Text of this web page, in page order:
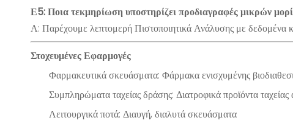
Ε5: Ποια τεκμηρίωση υποστηρίζει προδιαγραφές μικρών
Α: Παρέχουμε λεπτομερή Πιστοποιητικά Ανάλυσης με δεδομένα
Στοχευμένες Εφαρμογές
Φαρμακευτικά σκευάσματα: Φάρμακα ενισχυμένης
Συμπληρώματα ταχείας δράσης: Διατροφικά προϊόντα
Λειτουργικά ποτά: Διαυγή, διαλυτά σκευάσματα